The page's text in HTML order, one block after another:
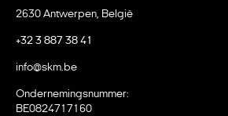
2630 Antwerpen, België
+32 3 887 38 41
info@skm.be
Ondernemingsnummer:
BE0824717160